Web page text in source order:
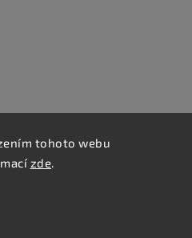
tohoto webu
zde.